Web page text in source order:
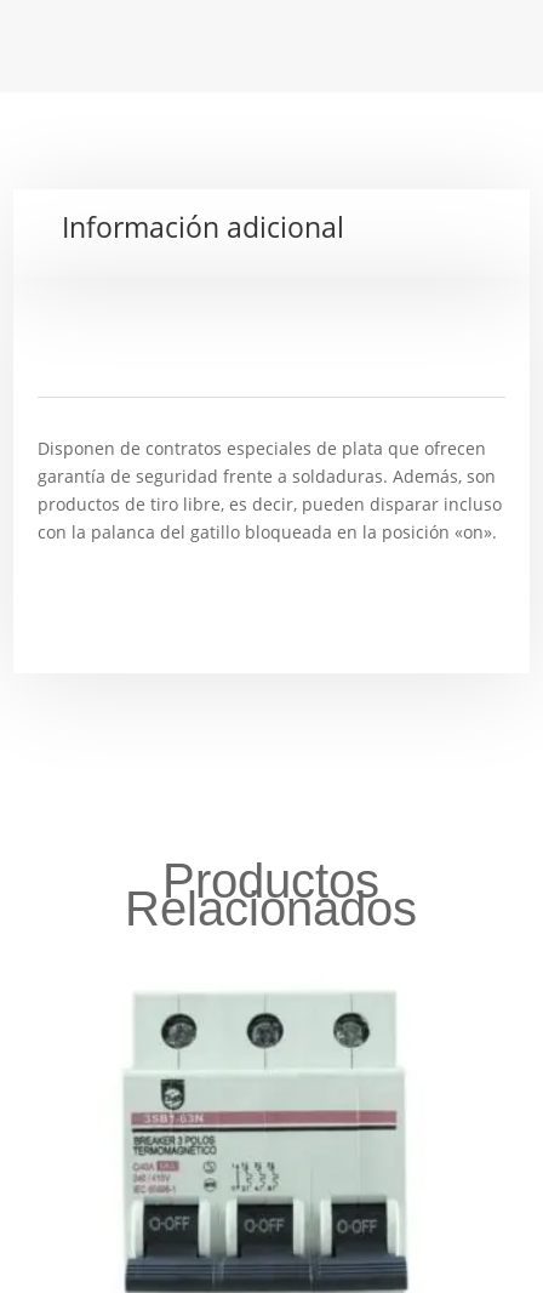
Información adicional
Disponen de contratos especiales de plata que ofrecen
garantía de seguridad frente a soldaduras. Además, son
productos de tiro libre, es decir, pueden disparar incluso
con la palanca del gatillo bloqueada en la posición «on».
Productos
Relacionados